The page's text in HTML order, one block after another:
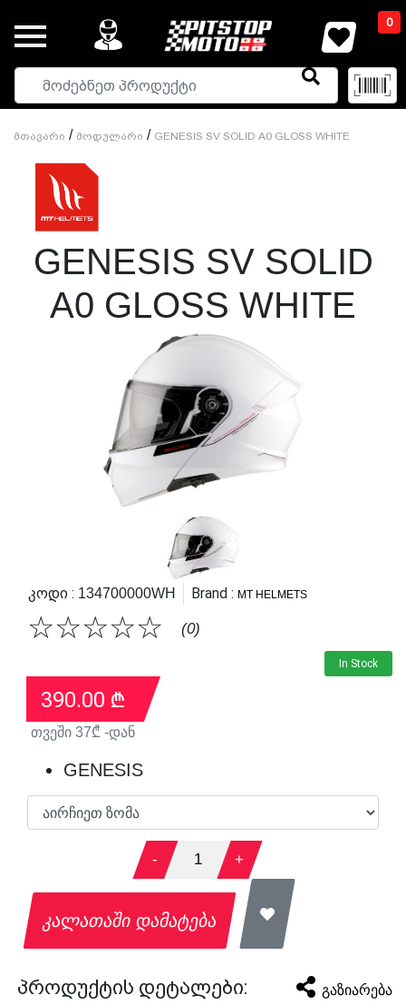
0
Მთავარი / Მოდულარი / GENESIS SV SOLID A0 GLOSS WHITE
GENESIS SV SOLID
A0 GLOSS WHITE
Კოდი : 134700000WH Brand : MT HELMETS
☆
☆
☆
☆
☆ (0)
In Stock
390.00 ₾
თვეში 37₾ -დან
GENESIS
- 1 +
კალათაში დამატება
პროდუქტის დეტალები: გაზიარება